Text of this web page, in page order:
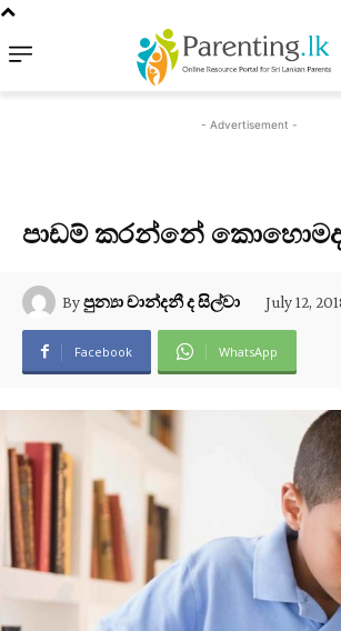
- Advertisement -
පාඩම් කරන්නේ
Byපුන්‍යා චාන්දනී ද සිල්වා July 12,
Facebook WhatsApp